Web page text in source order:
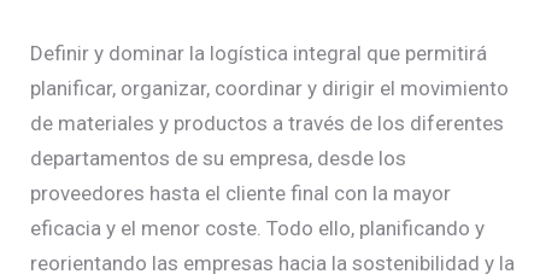
Definir y dominar la logística integral que permitirá
planificar, organizar, coordinar y dirigir el movimiento
de materiales y productos a través de los diferentes
departamentos de su empresa, desde los
proveedores hasta el cliente final con la mayor
eficacia y el menor coste. Todo ello, planificando y
reorientando las empresas hacia la sostenibilidad y la